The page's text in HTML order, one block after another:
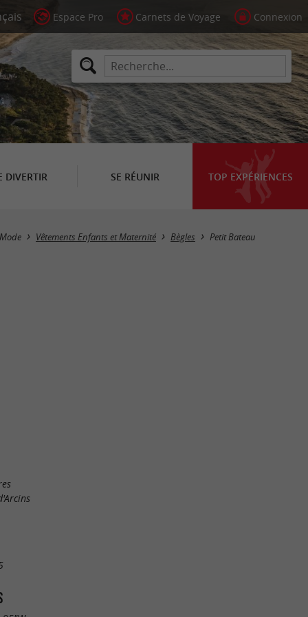
Espace Pro Carnets de Voyage Connexion
DIVERTIR SE RÉUNIR TOP EXPÉRIENCES
Mode Vêtements Enfants et Maternité Bègles Petit Bateau